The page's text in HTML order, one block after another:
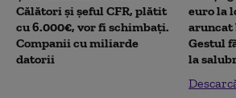
Călători și șeful CFR, plătit
cu 6.000€, vor fi schimbați.
Companii cu miliarde
datorii
euro la
aruncat
Gestul
la